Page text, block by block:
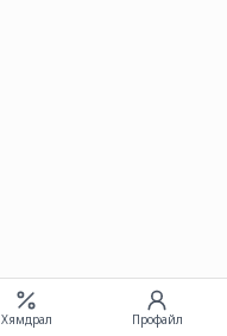
Хямдрал Профайл